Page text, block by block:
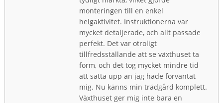
monteringen till en enkel
helgaktivitet. Instruktionerna var
mycket detaljerade, och allt passade
perfekt. Det var otroligt
tillfredsställande att se växthuset ta
form, och det tog mycket mindre tid
att sätta upp än jag hade förväntat
mig. Nu känns min trädgård komplett.
Växthuset ger mig inte bara en